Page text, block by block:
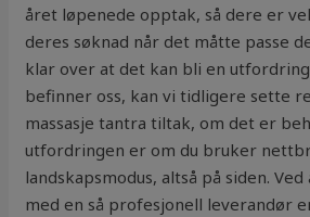
året løpenede opptak, så dere er
deres søknad når det måtte passe
klar over at det kan bli en
befinner oss, kan vi tidligere sette
massasje tantra tiltak, om det er
utfordringen er om du bruker
landskapsmodus, altså på siden.
med en så profesjonell leverandør